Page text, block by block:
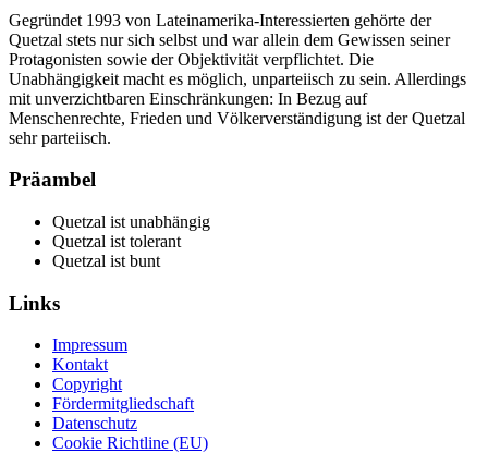
Gegründet 1993 von Lateinamerika-Interessierten gehörte der
Quetzal stets nur sich selbst und war allein dem Gewissen seiner
Protagonisten sowie der Objektivität verpflichtet. Die
Unabhängigkeit macht es möglich, unparteiisch zu sein. Allerdings
mit unverzichtbaren Einschränkungen: In Bezug auf
Menschenrechte, Frieden und Völkerverständigung ist der Quetzal
sehr parteiisch.
Präambel
Quetzal ist unabhängig
Quetzal ist tolerant
Quetzal ist bunt
Links
Impressum
Kontakt
Copyright
Fördermitgliedschaft
Datenschutz
Cookie Richtline (EU)